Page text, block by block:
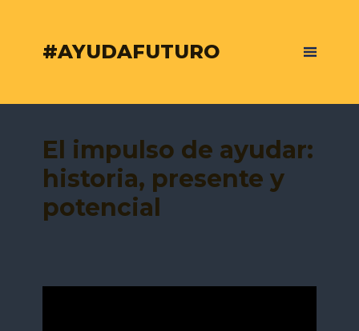
#AYUDAFUTURO
El impulso de ayudar:
historia, presente y
potencial